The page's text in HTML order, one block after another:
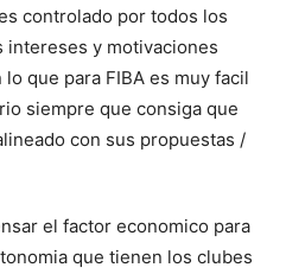
controlado por todos los
intereses y motivaciones
que para FIBA es muy facil
siempre que consiga que
con sus propuestas /
el factor economico para
que tienen los clubes